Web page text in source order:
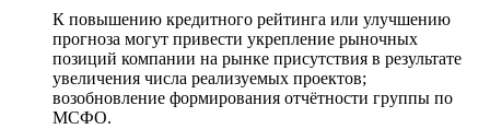
К повышению кредитного рейтинга или улучшению
прогноза могут привести укрепление рыночных
позиций компании на рынке присутствия в результате
увеличения числа реализуемых проектов;
возобновление формирования отчётности группы по
МСФО.